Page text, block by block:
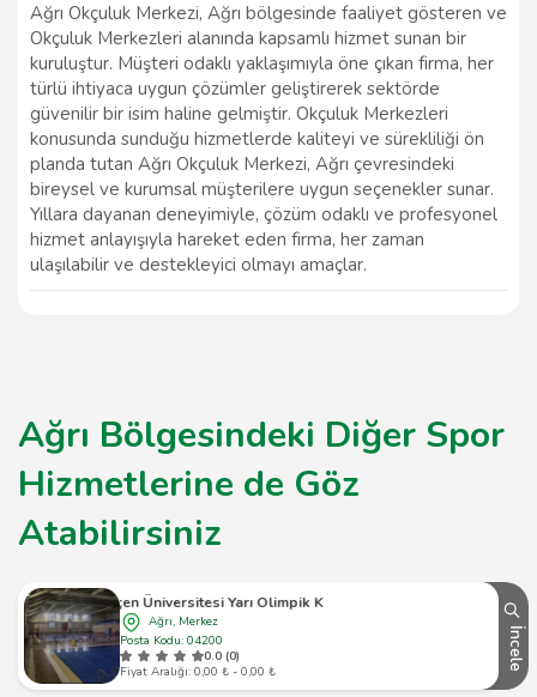
Ağrı Okçuluk Merkezi, Ağrı bölgesinde faaliyet gösteren ve
Okçuluk Merkezleri alanında kapsamlı hizmet sunan bir
kuruluştur. Müşteri odaklı yaklaşımıyla öne çıkan firma, her
türlü ihtiyaca uygun çözümler geliştirerek sektörde
güvenilir bir isim haline gelmiştir. Okçuluk Merkezleri
konusunda sunduğu hizmetlerde kaliteyi ve sürekliliği ön
planda tutan Ağrı Okçuluk Merkezi, Ağrı çevresindeki
bireysel ve kurumsal müşterilere uygun seçenekler sunar.
Yıllara dayanan deneyimiyle, çözüm odaklı ve profesyonel
hizmet anlayışıyla hareket eden firma, her zaman
ulaşılabilir ve destekleyici olmayı amaçlar.
Ağrı Bölgesindeki Diğer Spor
Hizmetlerine de Göz
Atabilirsiniz
İbrahim Çeçen Üniversitesi Yarı Olimpik Kapalı Yüzme Havuzu
Ağrı, Merkez
Posta Kodu: 04200
0.0 (0)
Fiyat Aralığı: 0,00 ₺ - 0,00 ₺
İncele